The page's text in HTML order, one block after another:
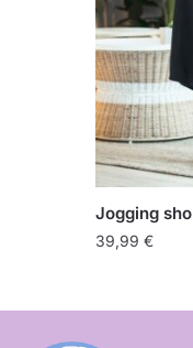
Jogging
39,99€